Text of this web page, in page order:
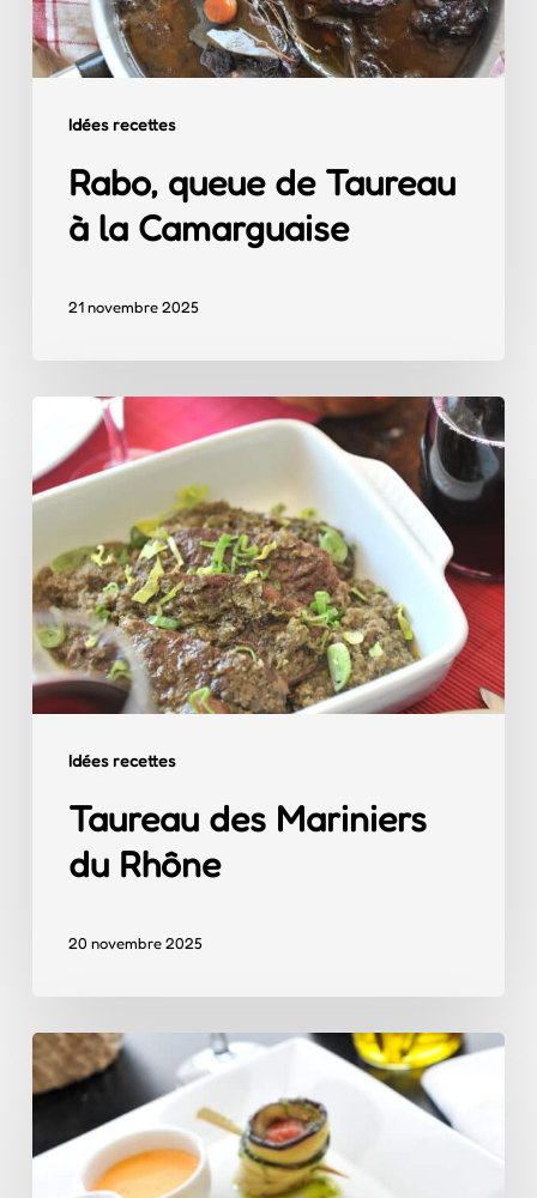
Idées recettes
Camarguaise
Rabo, queue de Taureau
à la Camarguaise
21 novembre 2025
Idées recettes
Taureau
des
Mariniers
Rhône
Taureau des Mariniers
du Rhône
20 novembre 2025
Steak
camarguais,
beurre
relevés